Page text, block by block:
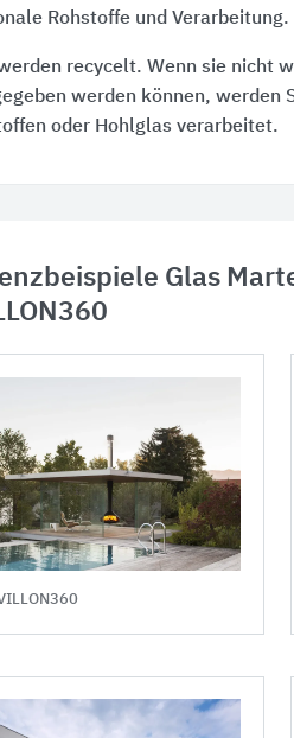
Rohstoffe und Verarbeitung.
recycelt. Wenn sie nicht
werden können, werden
oder Hohlglas verarbeitet.
Glas